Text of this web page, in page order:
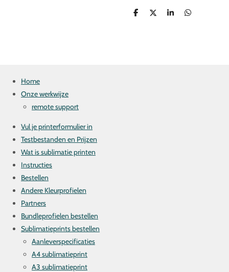
D
D
S
D
Home
Onze werkwijze
remote support
Vul je printerformulier in
Testbestanden en Prijzen
Wat is sublimatie printen
Instructies
Bestellen
Andere Kleurprofielen
Partners
Bundleprofielen bestellen
Sublimatieprints bestellen
Aanleverspecificaties
A4 sublimatieprint
A3 sublimatieprint